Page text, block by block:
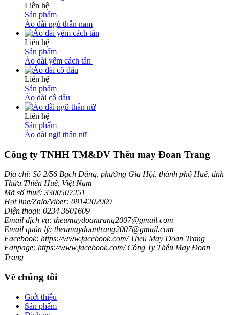
Liên hệ
Sản phẩm
Áo dài ngũ thân nam
Liên hệ
Sản phẩm
Áo dài yếm cách tân
Liên hệ
Sản phẩm
Áo dài cô dâu
Liên hệ
Sản phẩm
Áo dài ngũ thân nữ
Công ty TNHH TM&DV Thêu may Đoan Trang
Địa chỉ: Số 2/56 Bạch Đằng, phường Gia Hội, thành phố Huế, tỉnh
Thừa Thiên Huế, Việt Nam
Mã số thuế: 3300507251
Hot line/Zalo/Viber: 0914202969
Điện thoại: 0234 3601609
Email dịch vụ: theumaydoantrang2007@gmail.com
Email quản lý: theumaydoantrang2007@gmail.com
Facebook: https://www.facebook.com/ Theu May Doan Trang
Fanpage: https://www.facebook.com/ Công Ty Thêu May Đoan
Trang
Về chúng tôi
Giới thiệu
Sản phẩm